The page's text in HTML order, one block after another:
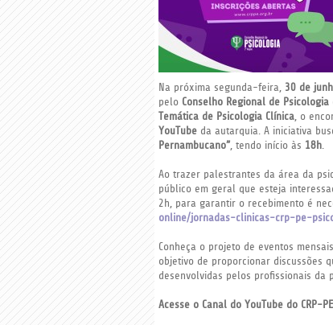
Na próxima segunda-feira, 30 de
pelo Conselho Regional de
Temática de Psicologia Clínica, o
YouTube da autarquia. A iniciativa
Pernambucano”, tendo início às 18h.
Ao trazer palestrantes da área da
público em geral que esteja
2h, para garantir o recebimento é
online/jornadas-clinicas-crp-pe-
Conheça o projeto de eventos
objetivo de proporcionar discussões
desenvolvidas pelos profissionais da
Acesse o Canal do YouTube do CRP-